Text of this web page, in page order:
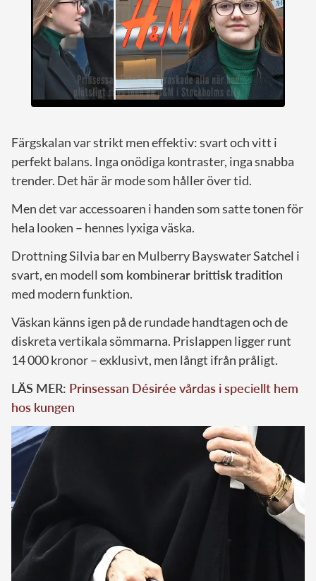
Färgskalan var strikt men effektiv: svart och vitt i
perfekt balans. Inga onödiga kontraster, inga snabba
trender. Det här är mode som håller över tid.
Men det var accessoaren i handen som satte tonen för
hela looken – hennes lyxiga väska.
Drottning Silvia bar en Mulberry Bayswater Satchel i
svart, en modell som kombinerar brittisk tradition
med modern funktion.
Väskan känns igen på de rundade handtagen och de
diskreta vertikala sömmarna. Prislappen ligger runt
14 000 kronor – exklusivt, men långt ifrån pråligt.
LÄS MER: Prinsessan Désirée vårdas i speciellt hem
hos kungen